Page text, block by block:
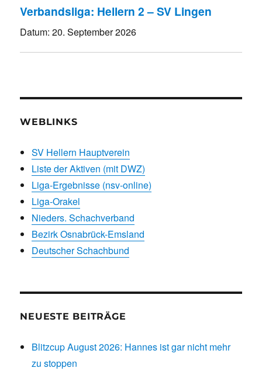
Verbandsliga: Hellern 2 – SV Lingen
Datum:20. September 2026
WEBLINKS
SV Hellern Hauptverein
Liste der Aktiven (mit DWZ)
Liga-Ergebnisse (nsv-online)
Liga-Orakel
Nieders. Schachverband
Bezirk Osnabrück-Emsland
Deutscher Schachbund
NEUESTE BEITRÄGE
Blitzcup August 2026: Hannes ist gar nicht mehr
zu stoppen